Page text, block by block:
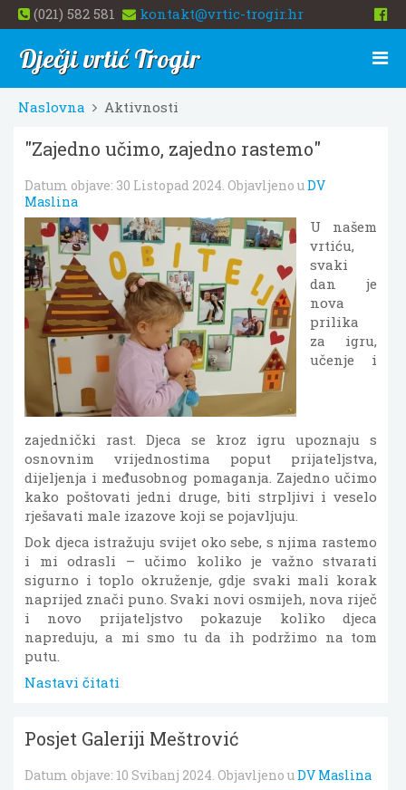
(021) 582 581 kontakt@vrtic-trogir.hr
Dječji vrtić Trogir
Naslovna Aktivnosti
"Zajedno učimo, zajedno rastemo"
Datum objave: 30 Listopad 2024. Objavljeno uDV
Maslina
U našem
vrtiću,
svaki
dan je
nova
prilika
za igru,
učenje i
zajednički rast. Djeca se kroz igru upoznaju s
osnovnim vrijednostima poput prijateljstva,
dijeljenja i međusobnog pomaganja. Zajedno učimo
kako poštovati jedni druge, biti strpljivi i veselo
rješavati male izazove koji se pojavljuju.
Dok djeca istražuju svijet oko sebe, s njima rastemo
i mi odrasli – učimo koliko je važno stvarati
sigurno i toplo okruženje, gdje svaki mali korak
naprijed znači puno. Svaki novi osmijeh, nova riječ
i novo prijateljstvo pokazuje koliko djeca
napreduju, a mi smo tu da ih podržimo na tom
putu.
Nastavi čitati
Posjet Galeriji Meštrović
Datum objave: 10 Svibanj 2024. Objavljeno uDV Maslina